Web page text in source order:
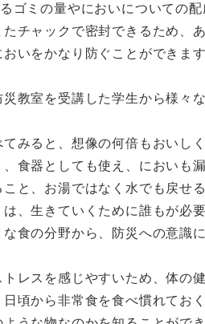
ゴミの量やにおいについての
チャックで密封できるため、
いをかなり防ぐことができます
教室を受講した学生から様々
みると、想像の何倍もおいし
食器としても使え、においも
と、お湯ではなく水でも戻せ
、生きていくために誰もが必
な食の分野から、防災への意識
レスを感じやすいため、体の
頃から非常食を食べ慣れてお